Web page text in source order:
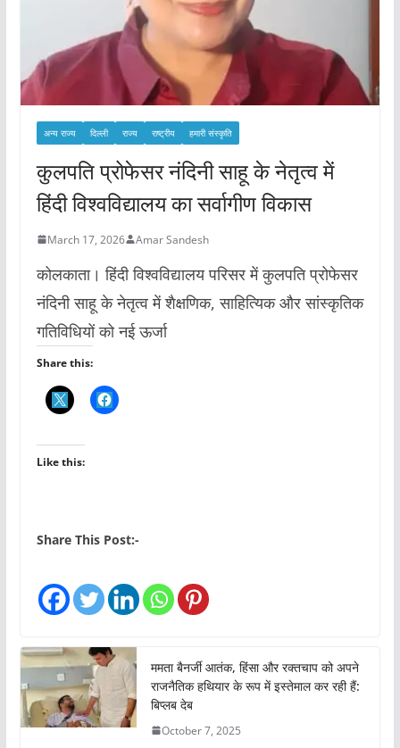
अन्य राज्य दिल्ली राज्य राष्ट्रीय हमारी संस्कृति
कुलपति प्रोफेसर नंदिनी साहू के नेतृत्व में
हिंदी विश्वविद्यालय का सर्वागीण विकास
March 17, 2026 Amar Sandesh
कोलकाता। हिंदी विश्वविद्यालय परिसर में कुलपति प्रोफेसर
नंदिनी साहू के नेतृत्व में शैक्षणिक, साहित्यिक और सांस्कृतिक
गतिविधियों को नई ऊर्जा
Share this:
Like this:
Share This Post:-
ममता बैनर्जी आतंक, हिंसा और रक्तचाप को अपने
राजनैतिक हथियार के रूप में इस्तेमाल कर रही हैं:
बिप्लब देब
October 7, 2025